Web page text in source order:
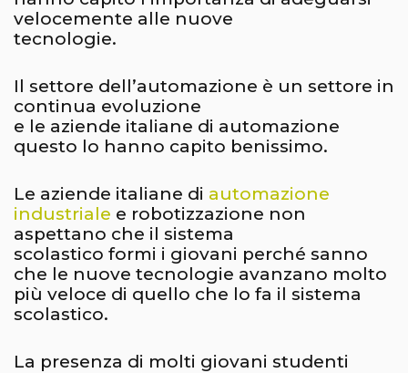
velocemente alle nuove
tecnologie.
Il settore dell’automazione è un settore in
continua evoluzione
e le aziende italiane di automazione
questo lo hanno capito benissimo.
Le aziende italiane di automazione
industriale e robotizzazione non
aspettano che il sistema
scolastico formi i giovani perché sanno
che le nuove tecnologie avanzano molto
più veloce di quello che lo fa il sistema
scolastico.
La presenza di molti giovani studenti